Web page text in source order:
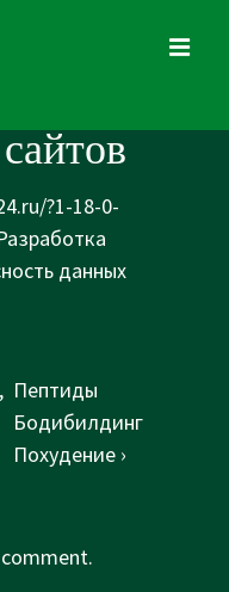
?1-18-0-
данных
Next
Post
is
Пептиды
Бодибилдинг
Похудение ›